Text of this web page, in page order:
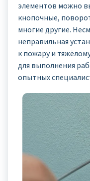
элементов можно
кнопочные,
многие другие.
неправильная
к пожару и
для выполнения
опытных